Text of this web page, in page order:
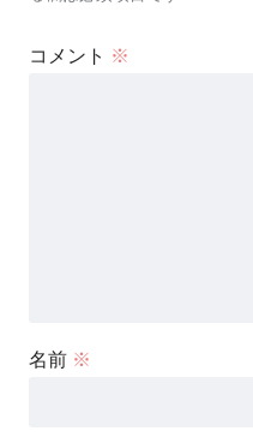
コメント ※
名前 ※